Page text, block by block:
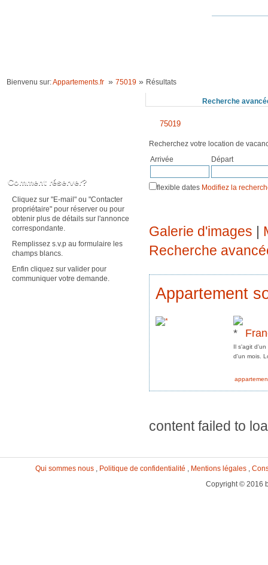
Bienvenu sur:Appartements.fr » 75019 » Résultats
Comment réserver?
Cliquez sur "E-mail" ou "Contacter
propriétaire" pour réserver ou pour
obtenir plus de détails sur l'annonce
correspondante.
Remplissez s.v.p au formulaire les
champs blancs.
Enfin cliquez sur valider pour
communiquer votre demande.
Recherche
75019
Recherchez votre location de
Arrivée
Départ
flexible dates Modifiez la
Galerie d'images |
Recherche
Appartement
Il s'agit
d'un mois.
content failed to
Qui sommes nous, Politique de confidentialité , Mentions légales,
Copyright © 2016